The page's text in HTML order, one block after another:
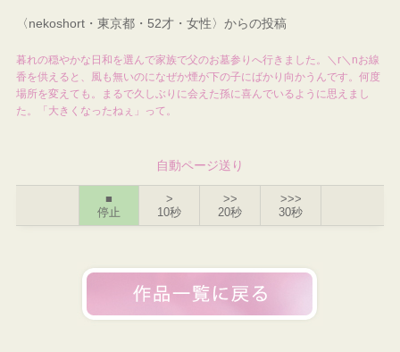
〈nekoshort・東京都・52才・女性〉からの投稿
暮れの穏やかな日和を選んで家族で父のお墓参りへ行きました。＼r＼nお線
香を供えると、風も無いのになぜか煙が下の子にばかり向かうんです。何度
場所を変えても。まるで久しぶりに会えた孫に喜んでいるように思えまし
た。「大きくなったねぇ」って。
自動ページ送り
■
停止
>
10秒
>>
20秒
>>>
30秒